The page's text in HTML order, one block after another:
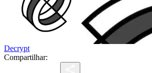
Decrypt
Compartilhar: